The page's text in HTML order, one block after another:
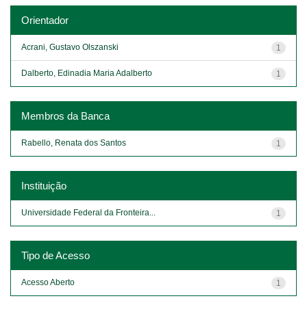
Orientador
1
Acrani, Gustavo Olszanski
1
Dalberto, Edinadia Maria Adalberto
Membros da Banca
1
Rabello, Renata dos Santos
Instituição
1
Universidade Federal da Fronteira...
Tipo de Acesso
1
Acesso Aberto